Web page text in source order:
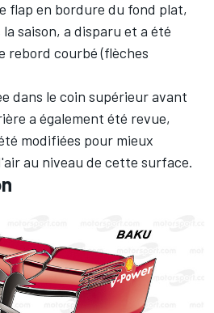
flap en bordure du fond plat,
saison, a disparu et a été
rebord courbé (flèches
dans le coin supérieur avant
a également été revue,
modifiées pour mieux
au niveau de cette surface.